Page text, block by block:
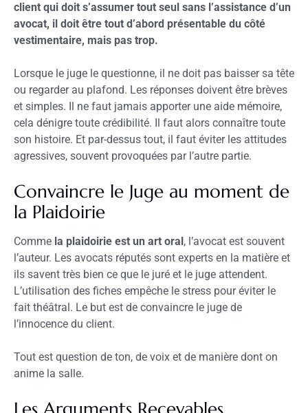
client qui doit s’assumer tout seul sans l’assistance d’un
avocat, il doit être tout d’abord présentable du côté
vestimentaire, mais pas trop.
Lorsque le juge le questionne, il ne doit pas baisser sa tête
ou regarder au plafond. Les réponses doivent être brèves
et simples. Il ne faut jamais apporter une aide mémoire,
cela dénigre toute crédibilité. Il faut alors connaître toute
son histoire. Et par-dessus tout, il faut éviter les attitudes
agressives, souvent provoquées par l’autre partie.
Convaincre le Juge au moment de
la Plaidoirie
Comme la plaidoirie est un art oral, l’avocat est souvent
l’auteur. Les avocats réputés sont experts en la matière et
ils savent très bien ce que le juré et le juge attendent.
L’utilisation des fiches empêche le stress pour éviter le
fait théâtral. Le but est de convaincre le juge de
l’innocence du client.
Tout est question de ton, de voix et de manière dont on
anime la salle.